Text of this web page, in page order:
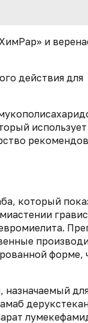
и
действия для
использует
который
форме,